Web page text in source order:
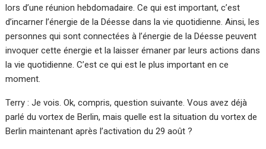
lors d’une réunion hebdomadaire. Ce qui est important, c’est
d’incarner l’énergie de la Déesse dans la vie quotidienne. Ainsi, les
personnes qui sont connectées à l’énergie de la Déesse peuvent
invoquer cette énergie et la laisser émaner par leurs actions dans
la vie quotidienne. C’est ce qui est le plus important en ce
moment.
Terry : Je vois. Ok, compris, question suivante. Vous avez déjà
parlé du vortex de Berlin, mais quelle est la situation du vortex de
Berlin maintenant après l’activation du 29 août ?